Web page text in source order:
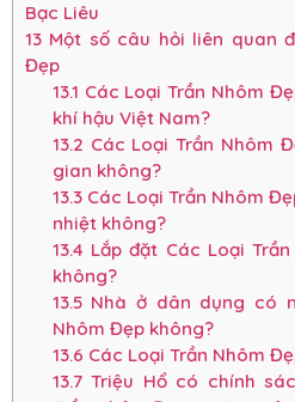
Bạc Liêu
13 Một số câu hỏi liên quan
Đẹp
13.1 Các Loại Trần Nhôm
khí hậu Việt Nam?
13.2 Các Loại Trần Nhôm
gian không?
13.3Các Loại Trần Nhôm
nhiệt không?
13.4 Lắp đặt Các Loại
không?
13.5Nhà ở dân dụng có
Nhôm Đẹp không?
13.6 Các Loại Trần Nhôm
13.7Triệu Hổ có chính